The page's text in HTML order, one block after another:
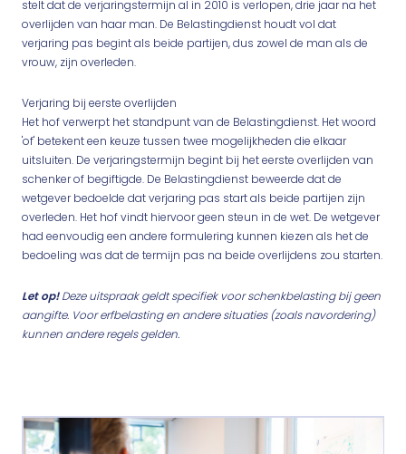
stelt dat de verjaringstermijn al in 2010 is verlopen, drie jaar na het
overlijden van haar man. De Belastingdienst houdt vol dat
verjaring pas begint als beide partijen, dus zowel de man als de
vrouw, zijn overleden.
Verjaring bij eerste overlijden
Het hof verwerpt het standpunt van de Belastingdienst. Het woord
'of' betekent een keuze tussen twee mogelijkheden die elkaar
uitsluiten. De verjaringstermijn begint bij het eerste overlijden van
schenker of begiftigde. De Belastingdienst beweerde dat de
wetgever bedoelde dat verjaring pas start als beide partijen zijn
overleden. Het hof vindt hiervoor geen steun in de wet. De wetgever
had eenvoudig een andere formulering kunnen kiezen als het de
bedoeling was dat de termijn pas na beide overlijdens zou starten.
Let op!Deze uitspraak geldt specifiek voor schenkbelasting bij geen
aangifte. Voor erfbelasting en andere situaties (zoals navordering)
kunnen andere regels gelden.